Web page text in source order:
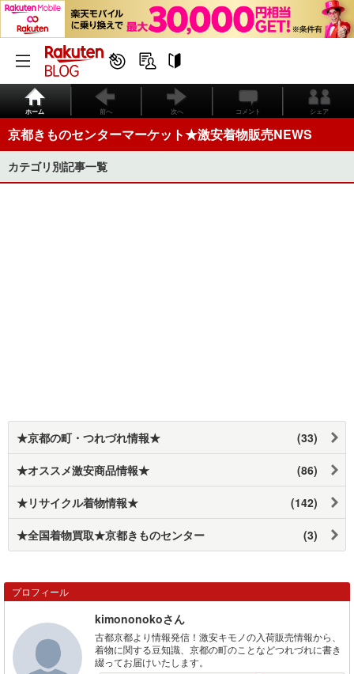
ホーム 前へ 次へ コメント シェア
京都きものセンターマーケット★激安着物販売NEWS
カテゴリ別記事一覧
★京都の町・つれづれ情報★ (33)
★オススメ激安商品情報★ (86)
★リサイクル着物情報★ (142)
★全国着物買取★京都きものセンター (3)
プロフィール
kimononokoさん
古都京都より情報発信！激安キモノの入荷販売情報から、
着物に関する豆知識、京都の町のことなどつれづれに書き
綴ってお届けいたします。